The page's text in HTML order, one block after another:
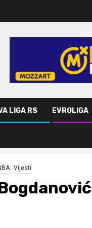
LIGA RS EVROLIGA
Vijesti